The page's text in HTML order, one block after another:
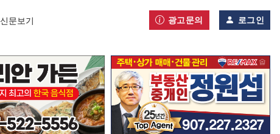
신문보기 광고문의 로그인